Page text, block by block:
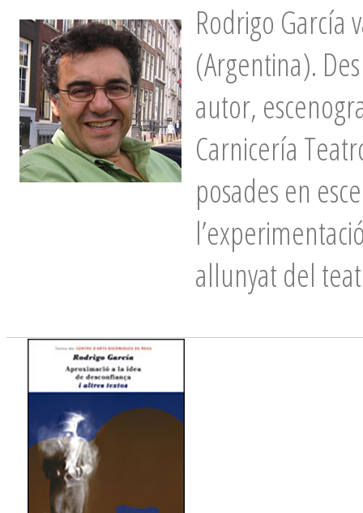
Rodrigo García
(Argentina).
autor,
Carnicería
posades en
allunyat del